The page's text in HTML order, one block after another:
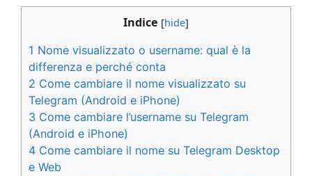
Indice [hide]
1 Nome visualizzato o username: qual è la
differenza e perché conta
2 Come cambiare il nome visualizzato su
Telegram (Android e iPhone)
3 Come cambiare l’username su Telegram
(Android e iPhone)
4 Come cambiare il nome su Telegram Desktop
e Web